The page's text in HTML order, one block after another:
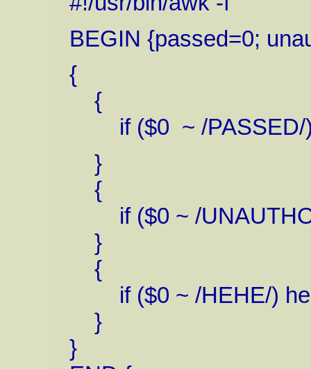
BEGIN {passed=0;
{
{
if ($0 ~ /PASSED/)
}
{
if ($0 ~ /
}
{
if ($0 ~ /HEHE/)
}
}